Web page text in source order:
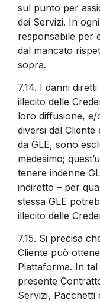
sul punto per
dei Servizi. In
responsabile per
dal mancato
sopra.
7.14. I danni diretti
illecito delle
loro diffusione,
diversi dal
da GLE, sono
medesimo;
tenere indenne
indiretto – per
stessa GLE
illecito delle
7.15. Si precisa
Cliente può
Piattaforma. In
presente
Servizi, Pacchetti